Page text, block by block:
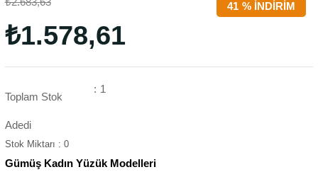
%
41 İNDIRIM
₺1.578,61
Toplam Stok
Adedi
: 1
Stok Miktarı : 0
Gümüş Kadın Yüzük Modelleri